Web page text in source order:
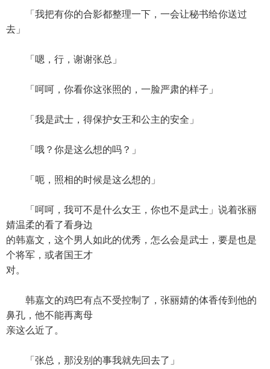
「我把有你的合影都整理一下，一会让秘书给你送过
去」
「嗯，行，谢谢张总」
「呵呵，你看你这张照的，一脸严肃的样子」
「我是武士，得保护女王和公主的安全」
「哦？你是这么想的吗？」
「呃，照相的时候是这么想的」
「呵呵，我可不是什么女王，你也不是武士」说着张丽
婧温柔的看了看身边
的韩嘉文，这个男人如此的优秀，怎么会是武士，要是也是
个将军，或者国王才
对。
韩嘉文的鸡巴有点不受控制了，张丽婧的体香传到他的
鼻孔，他不能再离母
亲这么近了。
「张总，那没别的事我就先回去了」